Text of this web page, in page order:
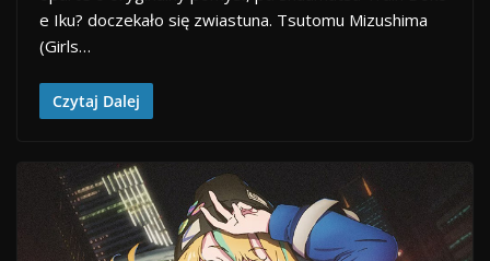
e Iku? doczekało się zwiastuna. Tsutomu Mizushima
(Girls…
Czytaj Dalej